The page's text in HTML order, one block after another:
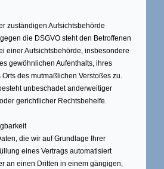
zuständigen Aufsichtsbehörde
die DSGVO steht den Betroffenen
einer Aufsichtsbehörde, insbesondere
gewöhnlichen Aufenthalts, ihres
des mutmaßlichen Verstoßes zu.
unbeschadet anderweitiger
gerichtlicher Rechtsbehelfe.
die wir auf Grundlage Ihrer
eines Vertrags automatisiert
an einen Dritten in einem gängigen,